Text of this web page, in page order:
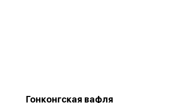
Гонконгская вафля